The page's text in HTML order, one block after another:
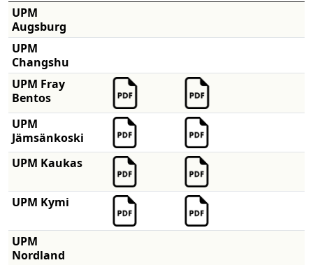
UPM
Augsburg
UPM
Changshu
UPM Fray
Bentos
UPM
Jämsänkoski
UPM Kaukas
UPM Kymi
UPM
Nordland